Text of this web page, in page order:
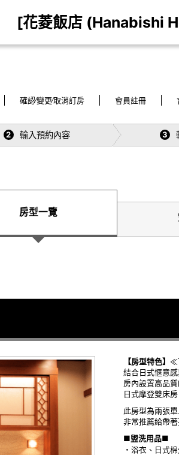
[花菱飯店 (Hanabishi
確認∕變更∕取消訂房 會員註冊
2 輸入預約內容 3
房型一覽
【房型特色】 ≪
結合日式愜意
房內設置高品
日式摩登雙床房
此房型為兩張
非常推薦給帶
■盥洗用品■
・浴衣、日式